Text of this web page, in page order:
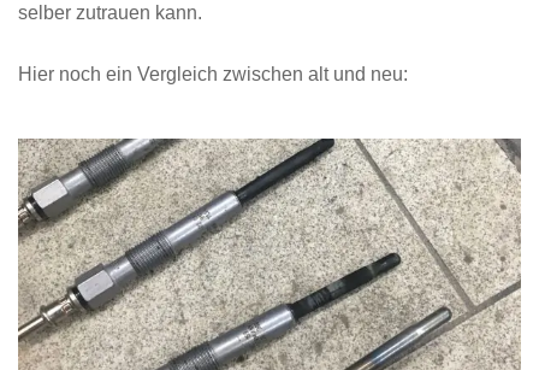
selber zutrauen kann.
Hier noch ein Vergleich zwischen alt und neu: